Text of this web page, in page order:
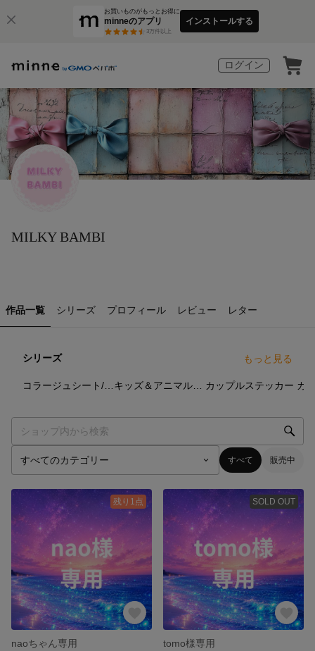
お買いものがもっとお得に
minneのアプリ
3万件以上
インストールする
ログイン
MILKY BAMBI
作品一覧 シリーズ プロフィール レビュー レター
シリーズ もっと見る
カップルステッカー カ
すべて 販売中
残り1点
naoちゃん専用
SOLD OUT
tomo様専用